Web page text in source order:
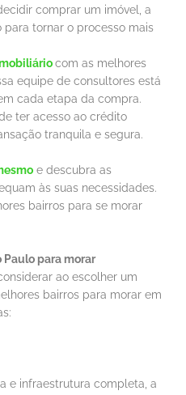
comprar um imóvel, a
tornar o processo mais
com as melhores
equipe de consultores está
cada etapa da compra.
ter acesso ao crédito
tranquila e segura.
e descubra as
às suas necessidades.
bairros para se morar
Paulo para morar
ao escolher um
bairros para morar em
e infraestrutura completa, a